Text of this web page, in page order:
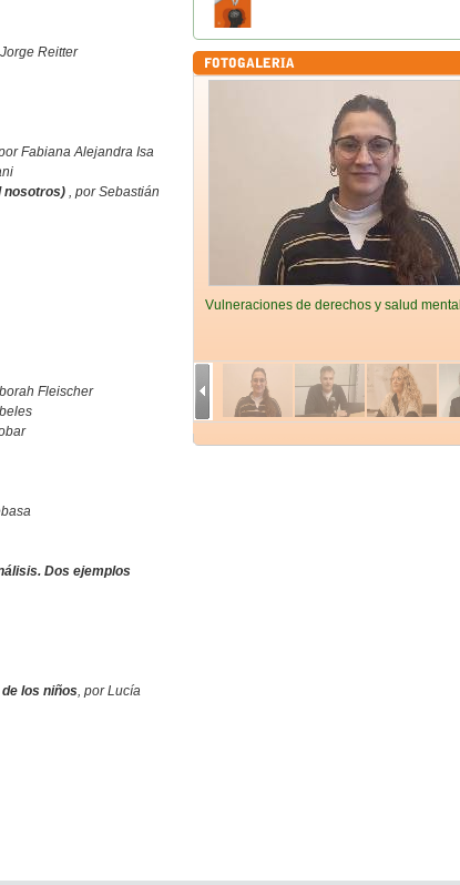
Reitter
Fabiana Alejandra Isa
nosotros) , por Sebastián
Fleischer
Dos ejemplos
los niños, por Lucía
Vulneraciones de derechos y salud mental